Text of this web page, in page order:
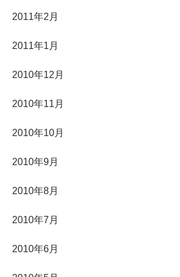
2011年2月
2011年1月
2010年12月
2010年11月
2010年10月
2010年9月
2010年8月
2010年7月
2010年6月